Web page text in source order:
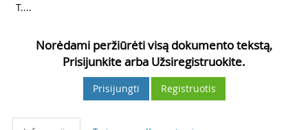
T....
Norėdami peržiūrėti visą dokumento tekstą,
Prisijunkite arba Užsiregistruokite.
Prisijungti Registruotis